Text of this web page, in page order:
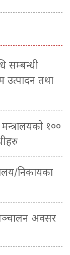
सम्बन्धी
उत्पादन तथा
१००
निकायका
अवसर